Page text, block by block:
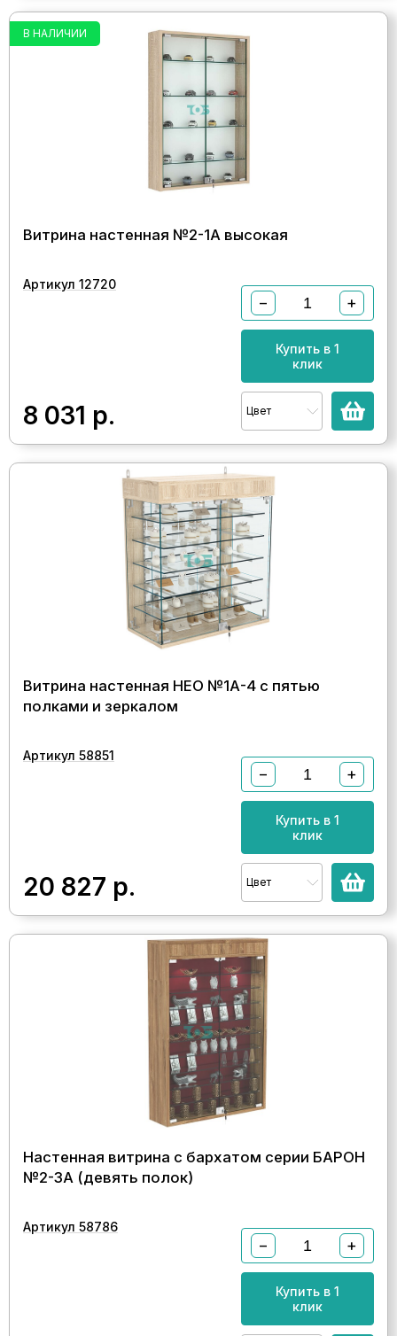
В НАЛИЧИИ
Витрина настенная №2-1А высокая
Артикул 12720
8 031 р.
− +
Купить в 1
клик
Цвет
Витрина настенная НЕО №1А-4 с пятью
полками и зеркалом
Артикул 58851
20 827 р.
− +
Купить в 1
клик
Цвет
Настенная витрина с бархатом серии БАРОН
№2-3А (девять полок)
Артикул 58786
− +
Купить в 1
клик